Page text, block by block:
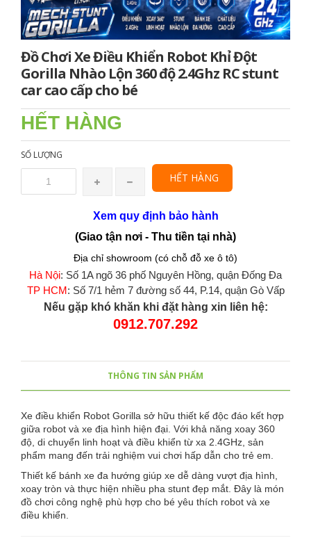
Đồ Chơi Xe Điều Khiển Robot Khỉ Đột
Gorilla Nhào Lộn 360 độ 2.4Ghz RC stunt
car cao cấp cho bé
HẾT HÀNG
SỐ LƯỢNG
HẾT HÀNG
Xem quy định bảo hành
(Giao tận nơi - Thu tiền tại nhà)
Địa chỉ showroom (có chỗ đỗ xe ô tô)
Hà Nội: Số 1A ngõ 36 phố Nguyên Hồng, quận Đống Đa
TP HCM : Số 7/1 hẻm 7 đường số 44, P.14, quận Gò Vấp
Nếu gặp khó khăn khi đặt hàng xin liên hệ:
0912.707.292
THÔNG TIN SẢN PHẨM
Xe điều khiển Robot Gorilla sở hữu thiết kế độc đáo kết hợp
giữa robot và xe địa hình hiện đại. Với khả năng xoay 360
độ, di chuyển linh hoạt và điều khiển từ xa 2.4GHz, sản
phẩm mang đến trải nghiệm vui chơi hấp dẫn cho trẻ em.
Thiết kế bánh xe đa hướng giúp xe dễ dàng vượt địa hình,
xoay tròn và thực hiện nhiều pha stunt đẹp mắt. Đây là món
đồ chơi công nghệ phù hợp cho bé yêu thích robot và xe
điều khiển.